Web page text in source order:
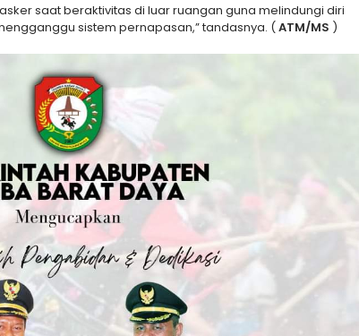
saat beraktivitas di luar ruangan guna melindungi diri
sistem pernapasan,” tandasnya. (ATM/MS )